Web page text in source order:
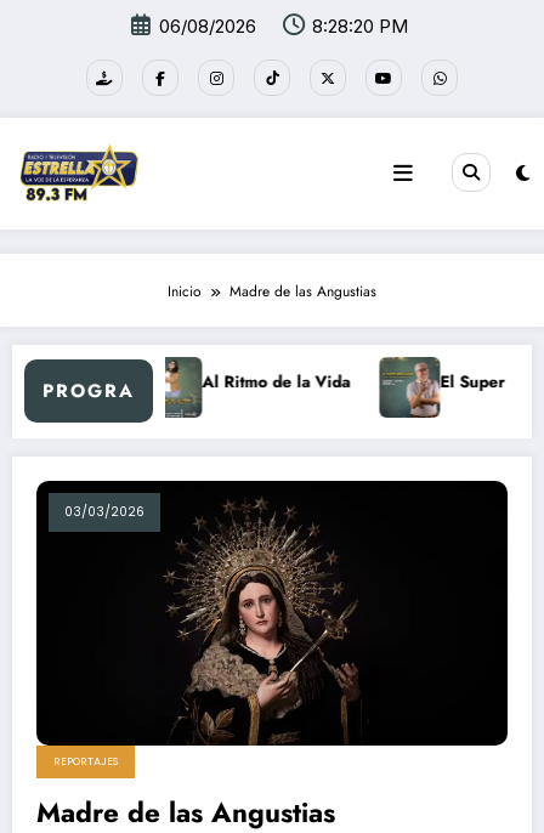
06/08/2026 8:28:20 PM
Inicio Madre de las Angustias
PROGRA
día Retro Al Ritmo de la Vida El Super
03/03/2026
REPORTAJES
Madre de las Angustias